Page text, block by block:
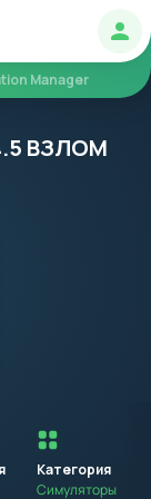
Manager
ВЗЛОМ
установкой
приложения
на
устройство
Категория
Симуляторы